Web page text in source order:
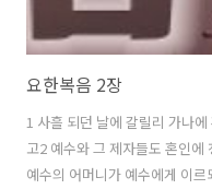
요한복음 2장
1 사흘 되던 날에 갈릴리 가나
고2 예수와 그 제자들도 혼인
예수의 어머니가 예수에게 이